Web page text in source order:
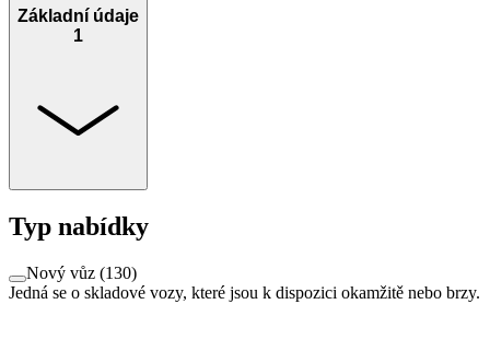
Základní údaje
1
Typ nabídky
Nový vůz (130)
Jedná se o skladové vozy, které jsou k dispozici okamžitě nebo brzy.